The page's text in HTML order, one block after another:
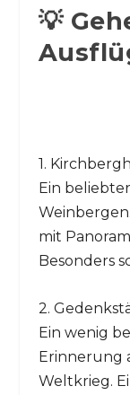
💡
1.
Ein
mit
Besonders
2.
Ein wenig
Erinnerung
Weltkrieg.